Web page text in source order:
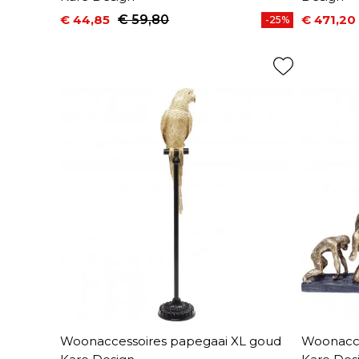
Prijs
€ 44,85
Normale prijs
€ 59,80 -25%
Prijs
€ 471,20
Woonaccessoires papegaai XL goud